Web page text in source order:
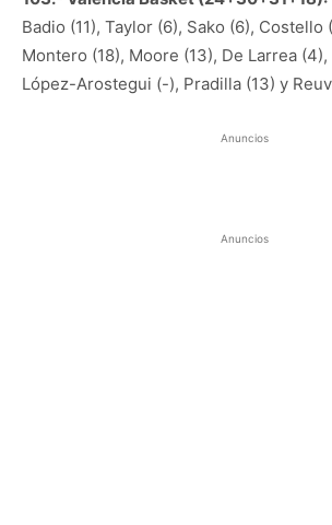
Badio (11), Taylor (6), Sako (6),
Montero (18), Moore (13), De Larrea
López-Arostegui (-), Pradilla (13) y
Anuncios
Anuncios